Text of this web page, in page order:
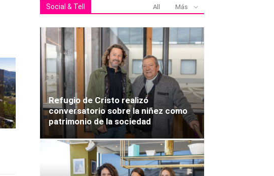
Social & Tell All Más
Refugio de Cristo realizó
conversatorio sobre la niñez como
patrimonio de la sociedad